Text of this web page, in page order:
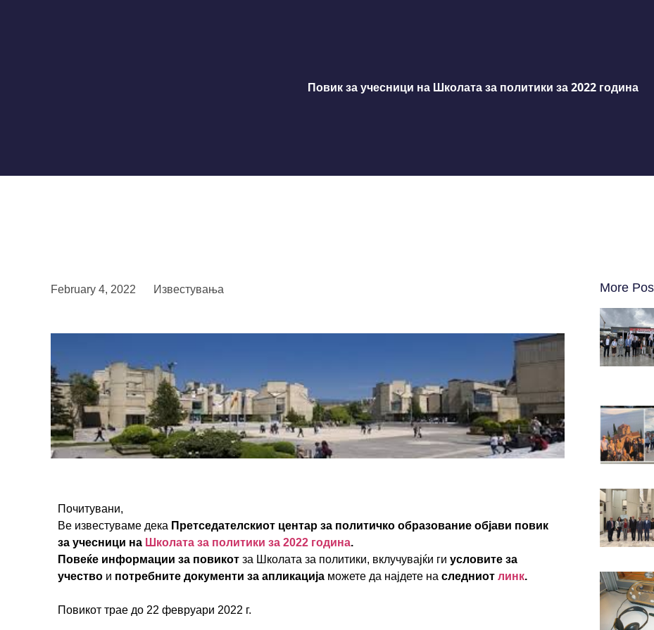
Повик за учесници на Школата за политики за 2022 година
February 4, 2022 Известувања
Почитувани,
Ве известуваме дека Претседателскиот центар за политичко образование објави повик
за учесници на Школата за политики за 2022 година.
Повеќе информации за повикот за Школата за политики, вклучувајќи ги условите за
учество и потребните документи за апликација можете да најдете на следниот линк.
Повикот трае до 22 февруари 2022 г.
More